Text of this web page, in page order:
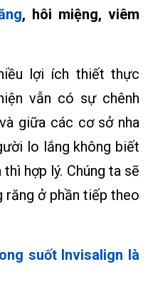
, hôi miệng, viêm
lợi ích thiết thực
vẫn có sự chênh
giữa các cơ sở nha
lo lắng không biết
thì hợp lý. Chúng ta sẽ
răng ở phần tiếp theo
suốt Invisalign là